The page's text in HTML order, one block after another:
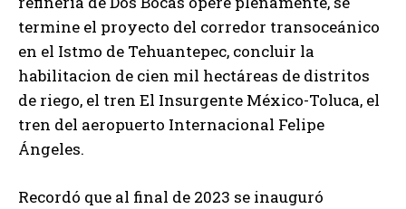
termine el proyecto del corredor transoceánico
en el Istmo de Tehuantepec, concluir la
habilitacion de cien mil hectáreas de distritos
de riego, el tren El Insurgente México-Toluca, el
tren del aeropuerto Internacional Felipe
Ángeles.
Recordó que al final de 2023 se inauguró